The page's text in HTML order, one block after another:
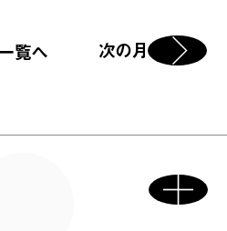
覧へ 次の月